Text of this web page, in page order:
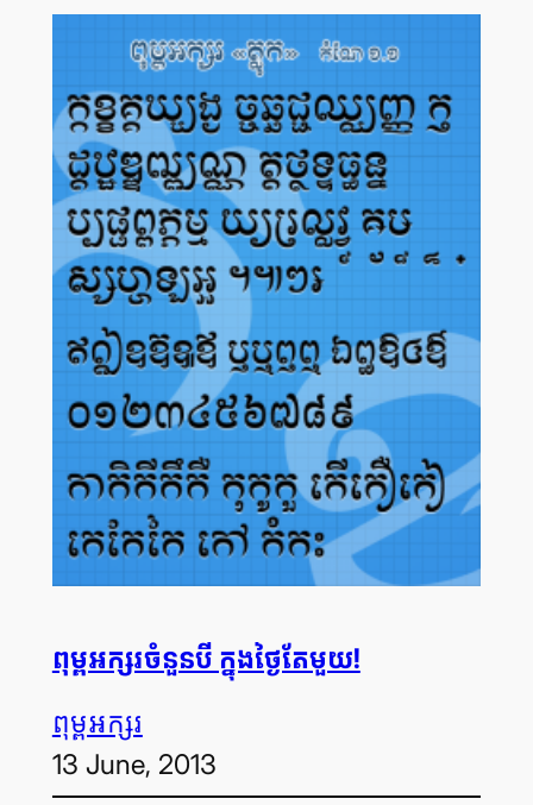
ពុម្ព​អក្សរចំនួនបី ក្នុង​ថ្ងៃ​តែមួយ!
ពុម្ព​អក្សរ
13 June, 2013